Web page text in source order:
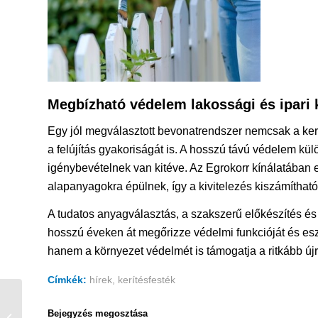
Megbízható védelem lakossági és ipari
Egy jól megválasztott bevonatrendszer nemcsak a
a felújítás gyakoriságát is. A hosszú távú védelem
igénybevételnek van kitéve. Az Egrokorr
alapanyagokra épülnek, így a kivitelezés
A tudatos anyagválasztás, a szakszerű előkészítés
hosszú éveken át megőrizze védelmi funkcióját és
hanem a környezet védelmét is támogatja a ritkább
Címkék: hírek kerítésfesték
Bejegyzés megosztása
járófelületekre,